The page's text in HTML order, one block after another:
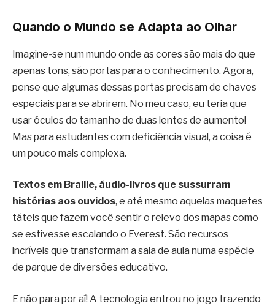
Quando o Mundo se Adapta ao Olhar
Imagine-se num mundo onde as cores são mais do que
apenas tons, são portas para o conhecimento. Agora,
pense que algumas dessas portas precisam de chaves
especiais para se abrirem. No meu caso, eu teria que
usar óculos do tamanho de duas lentes de aumento!
Mas para estudantes com deficiência visual, a coisa é
um pouco mais complexa.
Textos em Braille, áudio-livros que sussurram
histórias aos ouvidos, e até mesmo aquelas maquetes
táteis que fazem você sentir o relevo dos mapas como
se estivesse escalando o Everest. São recursos
incríveis que transformam a sala de aula numa espécie
de parque de diversões educativo.
E não para por aí! A tecnologia entrou no jogo trazendo